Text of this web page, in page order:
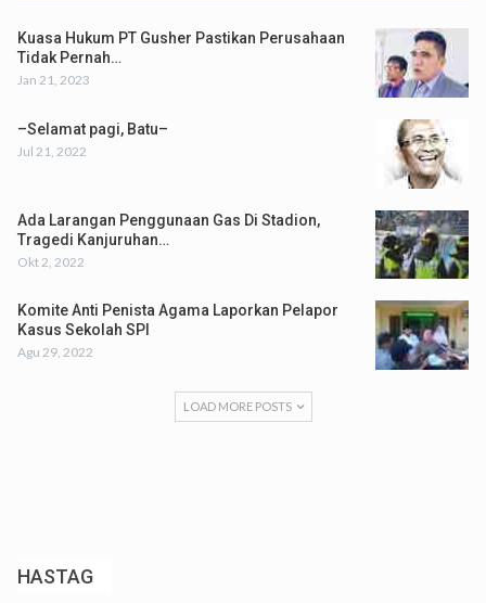
Kuasa Hukum PT Gusher Pastikan Perusahaan
Tidak Pernah…
Jan 21, 2023
–Selamat pagi, Batu–
Jul 21, 2022
Ada Larangan Penggunaan Gas Di Stadion,
Tragedi Kanjuruhan…
Okt 2, 2022
Komite Anti Penista Agama Laporkan Pelapor
Kasus Sekolah SPI
Agu 29, 2022
LOAD MORE POSTS
HASTAG